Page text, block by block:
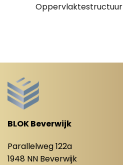
Oppervlaktestructuur
BLOK Beverwijk
Parallelweg 122a
1948 NN Beverwijk